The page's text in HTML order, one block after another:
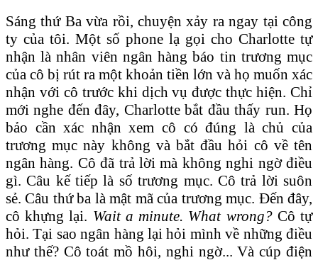
Sáng thứ Ba vừa rồi, chuyện xảy ra ngay tại công
ty của tôi. Một số phone lạ gọi cho Charlotte tự
nhận là nhân viên ngân hàng báo tin trương mục
của cô bị rút ra một khoản tiền lớn và họ muốn xác
nhận với cô trước khi dịch vụ được thực hiện. Chỉ
mới nghe đến đây, Charlotte bắt đầu thấy run. Họ
bảo cần xác nhận xem cô có đúng là chủ của
trương mục này không và bắt đầu hỏi cô về tên
ngân hàng. Cô đã trả lời mà không nghi ngờ điều
gì. Câu kế tiếp là số trương mục. Cô trả lời suôn
sẻ. Câu thứ ba là mật mã của trương mục. Đến đây,
cô khựng lại. Wait a minute. What wrong?Cô tự
hỏi. Tại sao ngân hàng lại hỏi mình về những điều
như thế? Cô toát mồ hôi, nghi ngờ... Và cúp điện